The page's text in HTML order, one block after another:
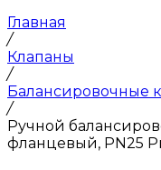
Главная
/
Клапаны
/
Балансировочные
/
Ручной
фланцевый, PN25